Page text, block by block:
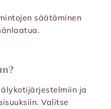
säätäminen
ja
Valitse